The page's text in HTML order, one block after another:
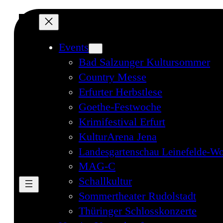
Events
Bad Salzunger Kultursommer
Country Messe
Erfurter Herbstlese
Goethe-Festwoche
Krimifestival Erfurt
KulturArena Jena
Landesgartenschau Leinefelde-
MAG-C
Schallkultur
Sommertheater Rudolstadt
Thüringer Schlosskonzerte